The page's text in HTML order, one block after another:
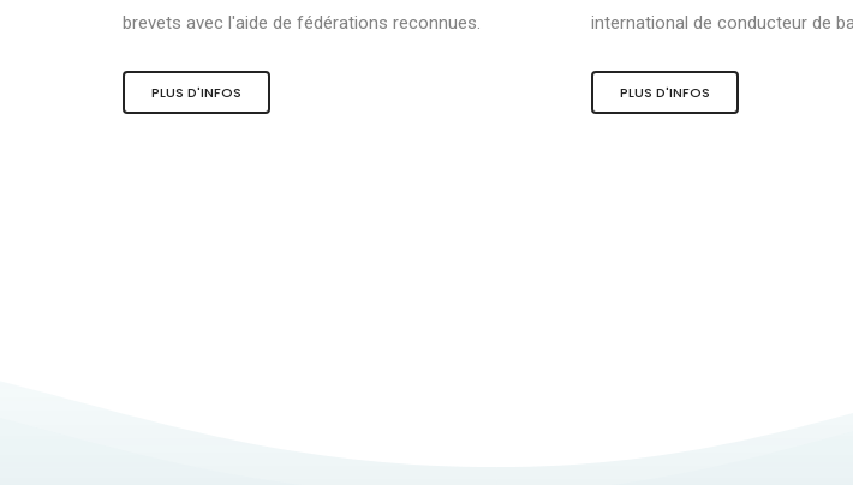
brevets avec l'aide de fédérations reconnues.
PLUS D'INFOS
international de conducteur de
PLUS D'INFOS